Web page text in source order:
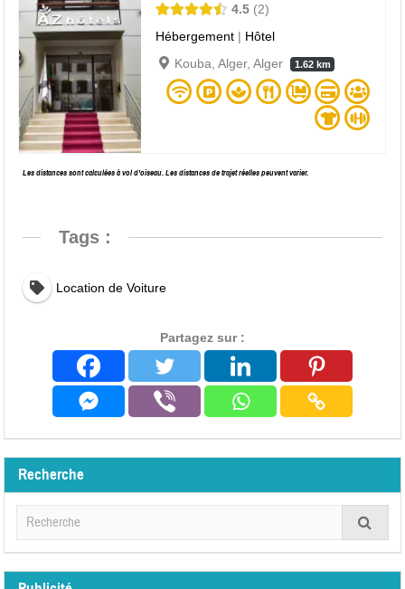
4.5
2
Hébergement | Hôtel
Kouba, Alger, Alger
1.62 km
Les distances sont calculées à vol d’oiseau. Les distances de trajet réelles peuvent varier.
Tags :
Location de Voiture
Partagez sur :
Recherche